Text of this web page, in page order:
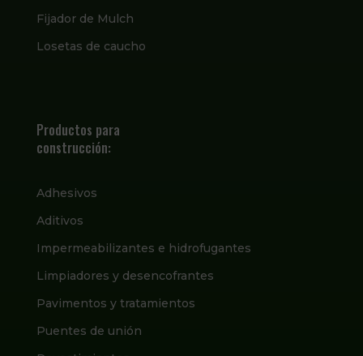
Fijador de Mulch
Losetas de caucho
Productos para
construcción:
Adhesivos
Aditivos
Impermeabilizantes e hidrofugantes
Limpiadores y desencofrantes
Pavimentos y tratamientos
Puentes de unión